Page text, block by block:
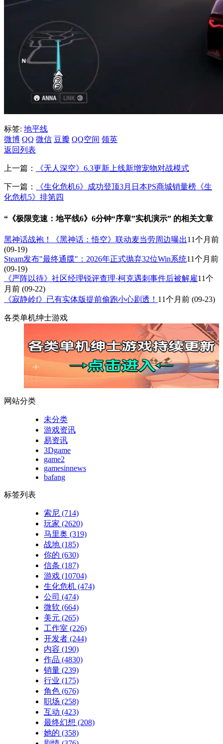
标签: 地平线
微博 QQ 微信 豆瓣 QQ空间 领英
返回列表
上一篇： 《无人深空》6.3更新上线新增宠物对战模式
下一篇：
《生化危机6》成功登顶3月日本PS商城销量榜《生
化危机5》排第四
“《极限竞速：地平线6》6分钟“序章”实机演示” 的相关文章
黑神话战袍！《黑神话：悟空》联动麦当劳周边曝出11个月前
(09-19)
Steam发布"最终通牒"：2026年正式抛弃32位Win系统11个月前
(09-19)
《严阵以待》社区经理锐评查理·柯克遇刺事件后被解雇11个
月前 (09-22)
《寂静岭f》已有实体版提前偷跑小心剧透！ 11个月前 (09-23)
各类单机绅士游戏
网站分类
未分类
游戏资讯
易资讯
3Dgame
game2
gamesinnews
bafang
标签列表
索尼 (714)
玩家 (2620)
马里奥 (319)
战地 (185)
你的 (630)
信条 (187)
游戏 (10704)
生化危机 (474)
公司 (474)
微软 (664)
美元 (265)
工作室 (226)
开发者 (244)
内容 (190)
作品 (4830)
销量 (239)
行业 (175)
角色 (676)
职场 (258)
互动 (423)
最终幻想 (208)
她的 (358)